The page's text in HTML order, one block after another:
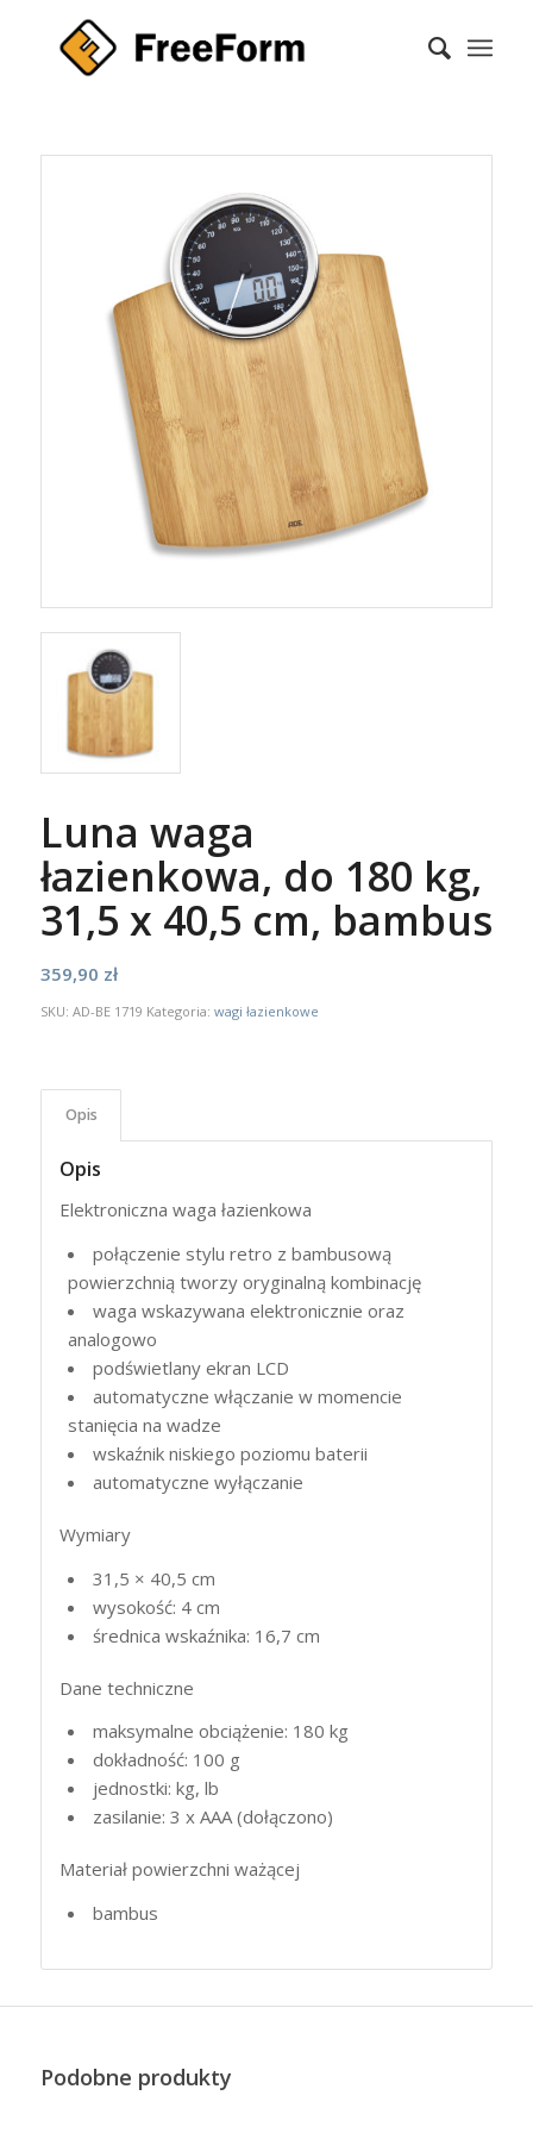
Luna waga
łazienkowa, do 180 kg,
31,5 x 40,5 cm, bambus
359,90 zł
SKU: AD-BE 1719 Kategoria: wagi łazienkowe
Opis
Opis
Elektroniczna waga łazienkowa
połączenie stylu retro z bambusową
powierzchnią tworzy oryginalną kombinację
waga wskazywana elektronicznie oraz
analogowo
podświetlany ekran LCD
automatyczne włączanie w momencie
stanięcia na wadze
wskaźnik niskiego poziomu baterii
automatyczne wyłączanie
Wymiary
31,5 × 40,5 cm
wysokość: 4 cm
średnica wskaźnika: 16,7 cm
Dane techniczne
maksymalne obciążenie: 180 kg
dokładność: 100 g
jednostki: kg, lb
zasilanie: 3 x AAA(dołączono)
Materiał powierzchni ważącej
bambus
Podobne produkty